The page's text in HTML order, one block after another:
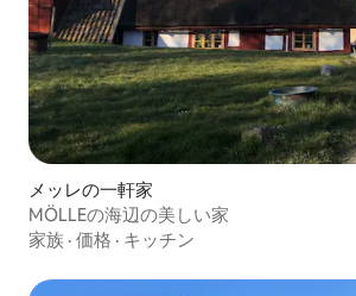
メッレの一軒家
MÖLLEの海辺の美しい家
家族 · 価格 · キッチン